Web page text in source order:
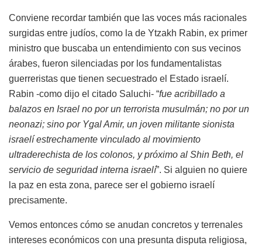
Conviene recordar también que las voces más racionales
surgidas entre judíos, como la de Ytzakh Rabin, ex primer
ministro que buscaba un entendimiento con sus vecinos
árabes, fueron silenciadas por los fundamentalistas
guerreristas que tienen secuestrado el Estado israelí.
Rabin -como dijo el citado Saluchi- “fue acribillado a
balazos en Israel no por un terrorista musulmán; no por un
neonazi; sino por Ygal Amir, un joven militante sionista
israelí estrechamente vinculado al movimiento
ultraderechista de los colonos, y próximo al Shin Beth, el
servicio de seguridad interna israelí”. Si alguien no quiere
la paz en esta zona, parece ser el gobierno israelí
precisamente.
Vemos entonces cómo se anudan concretos y terrenales
intereses económicos con una presunta disputa religiosa,